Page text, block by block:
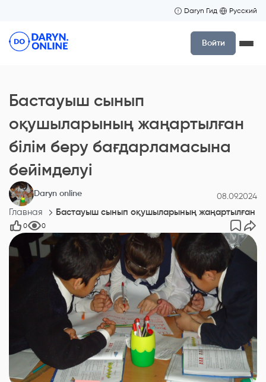
Daryn Гид Русский
Войти
Бастауыш сынып
оқушыларының жаңартылған
білім беру бағдарламасына
бейімделуі
Daryn online 08.09.2024
Главная Бастауыш сынып оқушыларының жаңартылған
0 0